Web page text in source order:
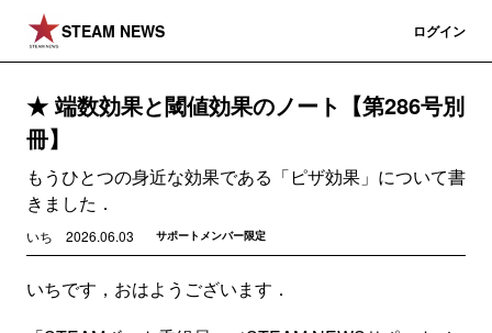
STEAM NEWS ログイン
★ 端数効果と閾値効果のノート【第286号別
冊】
もうひとつの身近な効果である「ピザ効果」について書
きました．
いち 2026.06.03 サポートメンバー限定
いちです，おはようございます．